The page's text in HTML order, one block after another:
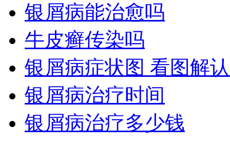
银屑病能治愈吗
牛皮癣传染吗
银屑病症状图 看图解
银屑病治疗时间
银屑病治疗多少钱